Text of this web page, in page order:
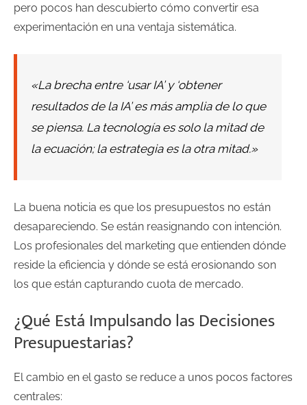
pero pocos han descubierto cómo convertir esa
experimentación en una ventaja sistemática.
«La brecha entre ‘usar IA’ y ‘obtener
resultados de la IA’ es más amplia de lo que
se piensa. La tecnología es solo la mitad de
la ecuación; la estrategia es la otra mitad.»
La buena noticia es que los presupuestos no están
desapareciendo. Se están reasignando con intención.
Los profesionales del marketing que entienden dónde
reside la eficiencia y dónde se está erosionando son
los que están capturando cuota de mercado.
¿Qué Está Impulsando las Decisiones
Presupuestarias?
El cambio en el gasto se reduce a unos pocos factores
centrales: